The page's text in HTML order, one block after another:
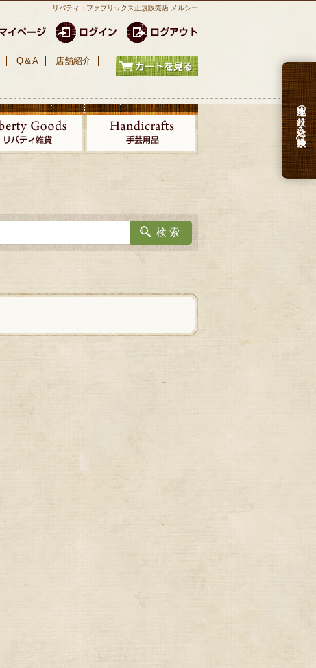
リバティ・ファブリックス正規販売店 メルシー
Q＆A 店舗紹介
生地の絞り込み検索